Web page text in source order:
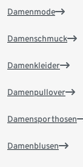
Damenmode
Damenschmuck
Damenkleider
Damenpullover
Damensporthosen
Damenblusen